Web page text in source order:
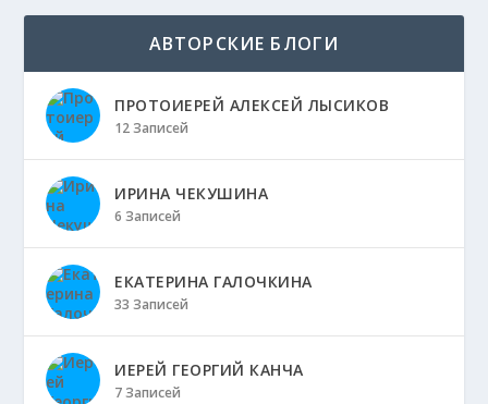
АВТОРСКИЕ БЛОГИ
ПРОТОИЕРЕЙ АЛЕКСЕЙ ЛЫСИКОВ
12 Записей
ИРИНА ЧЕКУШИНА
6 Записей
ЕКАТЕРИНА ГАЛОЧКИНА
33 Записей
ИЕРЕЙ ГЕОРГИЙ КАНЧА
7 Записей